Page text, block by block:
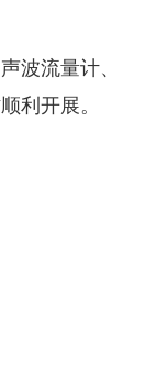
波流量计、
利开展。